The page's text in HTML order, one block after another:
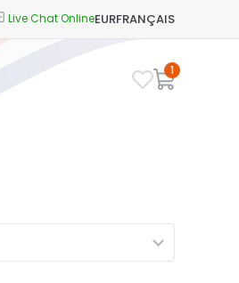
EURFRANÇAIS
1